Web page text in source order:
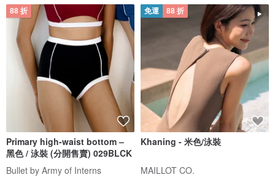
88 折
Primary high-waist bottom –
黑色 / 泳裝 (分開售賣) 029BLCK
Bullet by Army of Interns
免運 88 折
Khaning - 米色/泳裝
MAILLOT CO.